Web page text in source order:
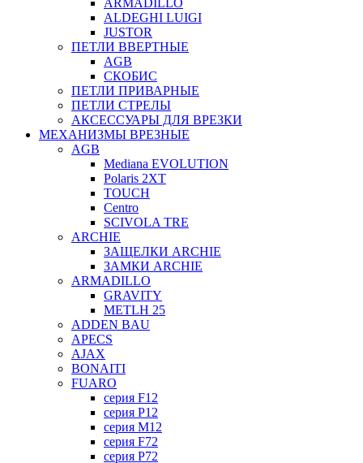
ALDEGHI LUIGI
JUSTOR
ПЕТЛИ ВВЕРТНЫЕ
AGB
СКОБИС
ПЕТЛИ ПРИВАРНЫЕ
ПЕТЛИ СТРЕЛЫ
АКСЕССУАРЫ ДЛЯ ВРЕЗКИ
МЕХАНИЗМЫ ВРЕЗНЫЕ
AGB
Mediana EVOLUTION
Polaris 2XT
TOUCH
Centro
SCIVOLA TRE
ARCHIE
ЗАЩЕЛКИ ARCHIE
ЗАМКИ ARCHIE
ARMADILLO
GRAVITY
METLH 25
ADDEN BAU
APECS
AJAX
BONAITI
FUARO
серия F12
серия P12
серия M12
серия F72
серия P72